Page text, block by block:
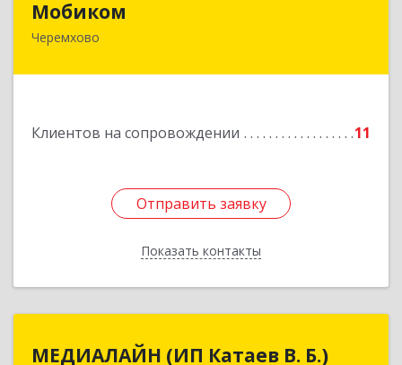
Мобиком
Черемхово
Клиентов на сопровождении 11
Отправить заявку
Показать контакты
Отправить заявку
Назад
МЕДИАЛАЙН (ИП Катаев В. Б.)
МЕДИАЛАЙН (ИП Катаев В. Б.)